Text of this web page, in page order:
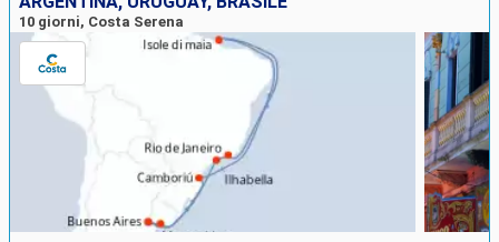
10 giorni, Costa Serena